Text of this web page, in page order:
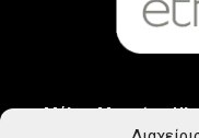
Μέλος Μητρώου